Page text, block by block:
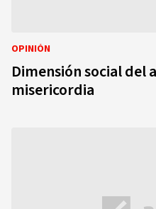
OPINIÓN
Dimensión social del
misericordia